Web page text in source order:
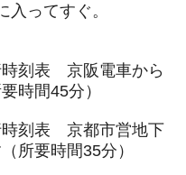
入ってすぐ。
刻表 京阪電車から
時間45分）
刻表 京都市営地下
所要時間35分）